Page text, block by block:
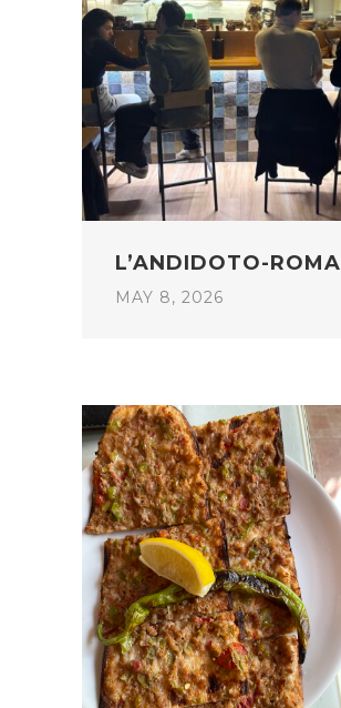
L’ANDIDOTO-ROMA
MAY 8, 2026
POST
NAVIGATION